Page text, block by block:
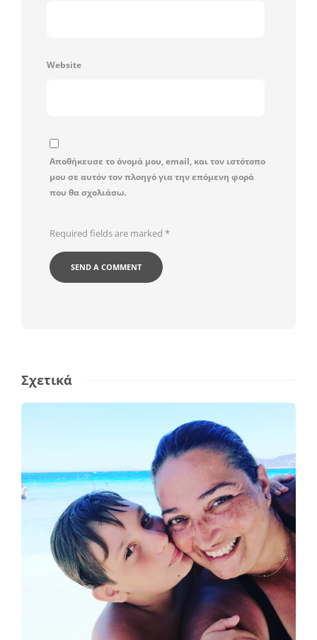
Website
Αποθήκευσε το όνομά μου, email, και τον ιστότοπο
μου σε αυτόν τον πλοηγό για την επόμενη φορά
που θα σχολιάσω.
Required fields are marked *
Σχετικά